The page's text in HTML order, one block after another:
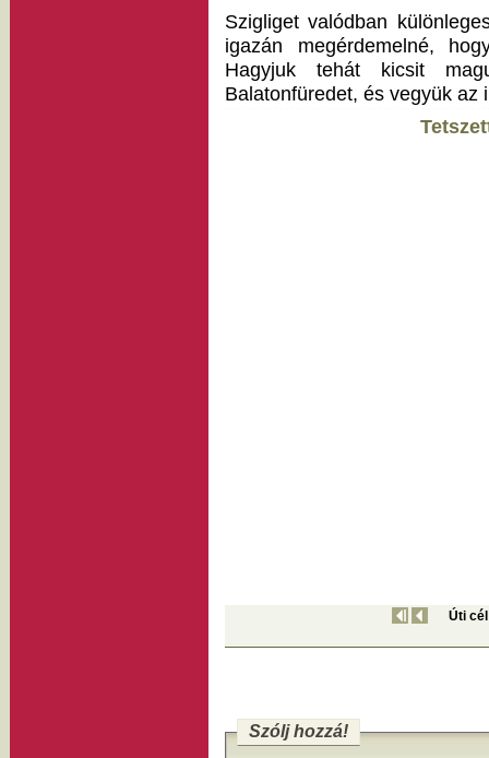
Szigliget valódban
igazán megérdemelné,
Hagyjuk tehát kicsit
Balatonfüredet, és vegyük az
Úti
Szólj hozzá!